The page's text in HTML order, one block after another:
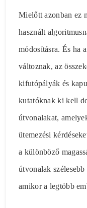
Mielőtt azonban ez
használt
módosításra. És ha
változnak, az
kifutópályák és
kutatóknak ki kell
útvonalakat,
ütemezési
a különböző
útvonalak
amikor a legtöbb